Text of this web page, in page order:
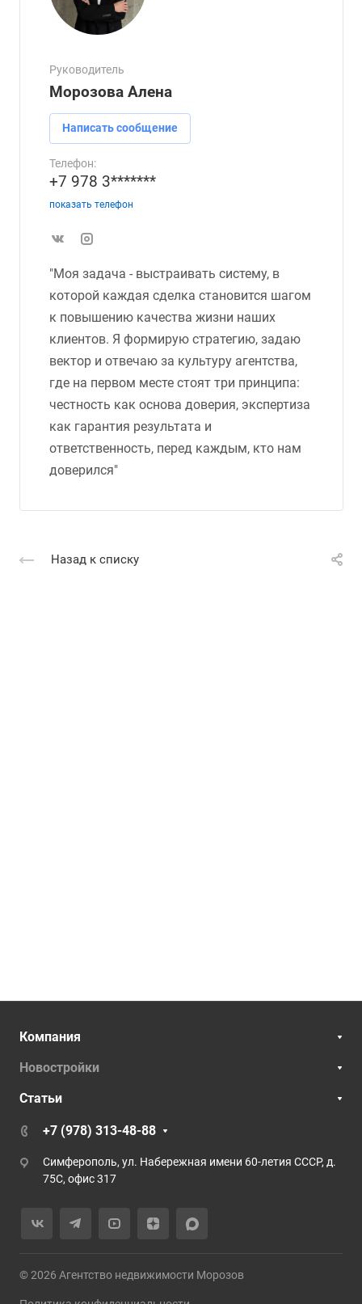
Руководитель
Морозова Алена
Написать сообщение
Телефон:
+7 978 3*******
показать телефон
"Моя задача - выстраивать систему, в
которой каждая сделка становится шагом
к повышению качества жизни наших
клиентов. Я формирую стратегию, задаю
вектор и отвечаю за культуру агентства,
где на первом месте стоят три принципа:
честность как основа доверия, экспертиза
как гарантия результата и
ответственность, перед каждым, кто нам
доверился"
Назад к списку
Компания
Новостройки
Статьи
+7 (978) 313-48-88
Симферополь, ул. Набережная имени 60-летия СССР, д.
75С, офис 317
© 2026 Агентство недвижимости Морозов